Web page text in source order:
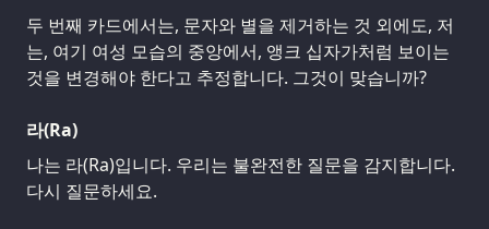
두 번째 카드에서는, 문자와 별을 제거하는 것 외에도, 저
는, 여기 여성 모습의 중앙에서, 앵크 십자가처럼 보이는
것을 변경해야 한다고 추정합니다. 그것이 맞습니까?
라(Ra)
나는 라(Ra)입니다. 우리는 불완전한 질문을 감지합니다.
다시 질문하세요.